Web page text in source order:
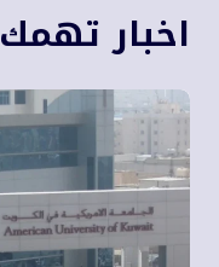
اخبار تهمك